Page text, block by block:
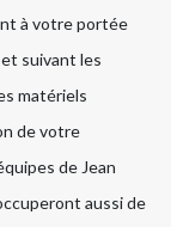
à votre portée
suivant les
matériels
de votre
de Jean
aussi de